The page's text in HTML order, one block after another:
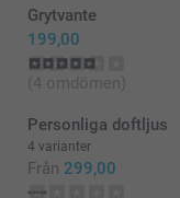
Tack för den
kökshandduk
hemmet, så
dina
fler fina
Kirsi
Grytvante
199,00
(4 omdömen)
Personliga doftljus
4 varianter
Från 299,00